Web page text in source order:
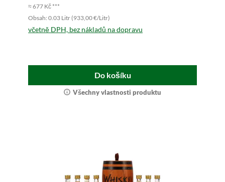
≈ 677 Kč ***
Obsah: 0.03 Litr (933,00 €/Litr)
včetně DPH, bez nákladů na dopravu
Do košíku
Všechny vlastnosti produktu